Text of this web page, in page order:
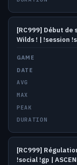
[RC999] Début
Wilds ! | !session
[RC999]
!social !gp |